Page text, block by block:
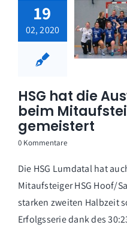
19
02, 2020
HSG hat die
beim
gemeistert
0 Kommentare
Die HSG Lumdatal hat
Mitaufsteiger HSG Hoof/
starken zweiten Halbzeit
Erfolgsserie dank des